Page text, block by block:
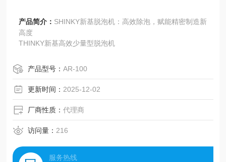
产品简介： SHINKY新基脱泡机：高效除泡，赋能精密制造新
高度
THINKY新基高效少量型脱泡机
产品型号：AR-100
更新时间： 2025-12-02
厂商性质：代理商
访问量： 216
服务热线